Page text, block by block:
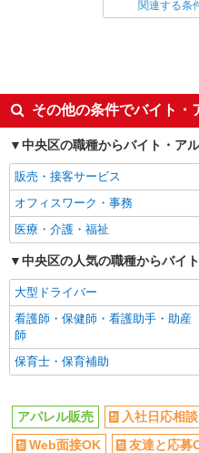
社会保険あり
関連する条
その他の条件でバイト・
中央区の職種からバイト・ア
販売・接客サービス
オフィスワーク・事務
医療・介護・福祉
中央区の人気の職種からバイ
大型ドライバー
看護師・保健師・看護助手・助産
師
保育士・保育補助
アパレル販売 入社日応相談
Web面接OK
友達と応募